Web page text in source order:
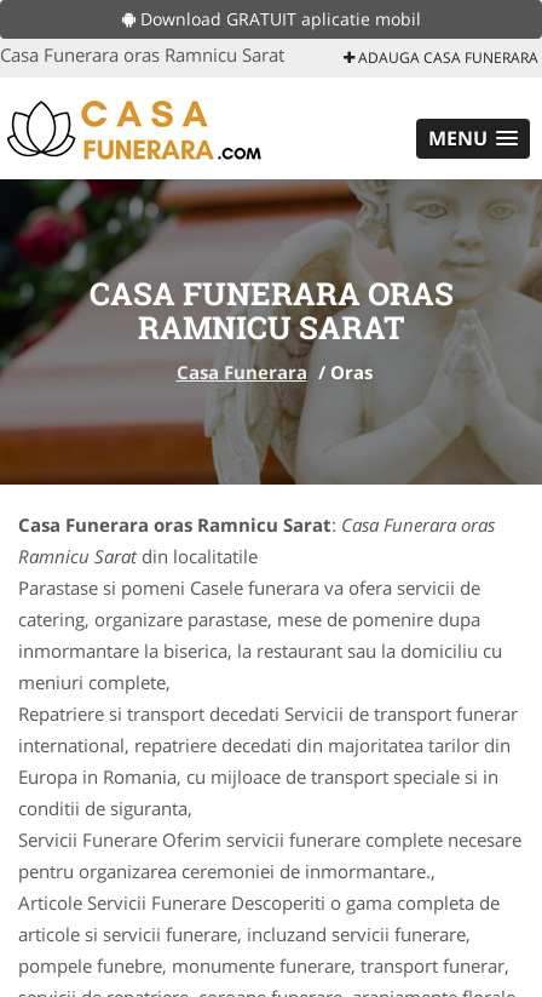
Download GRATUIT aplicatie mobil
Casa Funerara oras Ramnicu Sarat ADAUGA CASA FUNERARA
MENU
CASA FUNERARA ORAS
RAMNICU SARAT
Casa Funerara / Oras
Casa Funerara oras Ramnicu Sarat: Casa Funerara oras
Ramnicu Saratdin localitatile
Parastase si pomeni Casele funerara va ofera servicii de
catering, organizare parastase, mese de pomenire dupa
inmormantare la biserica, la restaurant sau la domiciliu cu
meniuri complete,
Repatriere si transport decedati Servicii de transport funerar
international, repatriere decedati din majoritatea tarilor din
Europa in Romania, cu mijloace de transport speciale si in
conditii de siguranta,
Servicii Funerare Oferim servicii funerare complete necesare
pentru organizarea ceremoniei de inmormantare.,
Articole Servicii Funerare Descoperiti o gama completa de
articole si servicii funerare, incluzand servicii funerare,
pompele funebre, monumente funerare, transport funerar,